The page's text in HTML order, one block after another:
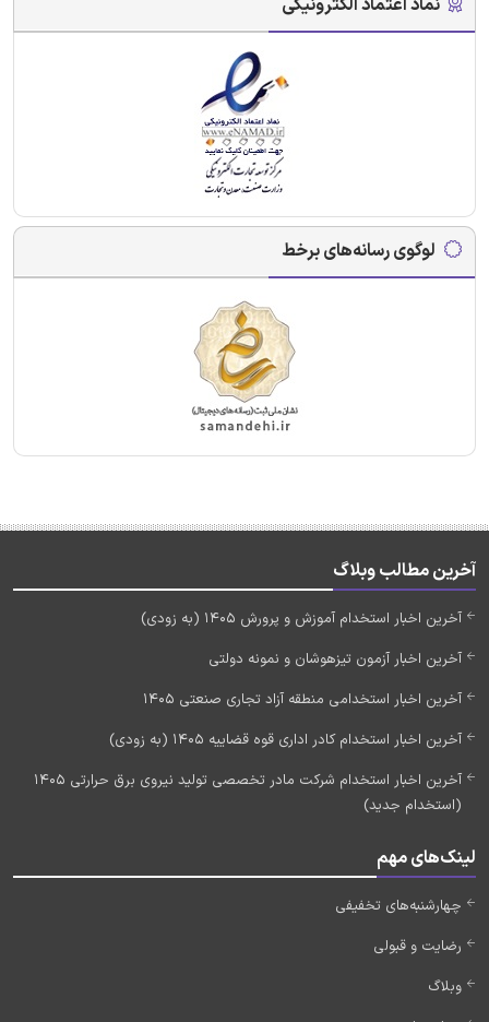
نماد اعتماد الکترونیکی
لوگوی رسانه‌های برخط
آخرین مطالب وبلاگ
آخرین اخبار استخدام آموزش و پرورش 1405 (به زودی)
آخرین اخبار آزمون تیزهوشان و نمونه دولتی
آخرین اخبار استخدامی منطقه آزاد تجاری صنعتی 1405
آخرین اخبار استخدام کادر اداری قوه قضاییه 1405 (به زودی)
آخرین اخبار استخدام شرکت مادر تخصصی تولید نیروی برق حرارتی 1405
(استخدام جدید)
لینک‌های مهم
چهارشنبه‌های تخفیفی
رضایت و قبولی
وبلاگ